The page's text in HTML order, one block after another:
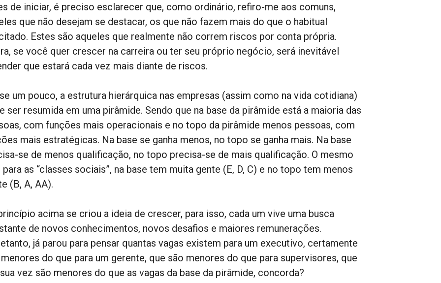
de iniciar, é preciso esclarecer que, como ordinário, refiro-me aos comuns,
que não desejam se destacar, os que não fazem mais do que o habitual
Estes são aqueles que realmente não correm riscos por conta própria.
se você quer crescer na carreira ou ter seu próprio negócio, será inevitável
que estará cada vez mais diante de riscos.
um pouco, a estrutura hierárquica nas empresas (assim como na vida cotidiana)
ser resumida em uma pirâmide. Sendo que na base da pirâmide está a maioria das
com funções mais operacionais e no topo da pirâmide menos pessoas, com
mais estratégicas. Na base se ganha menos, no topo se ganha mais. Na base
se de menos qualificação, no topo precisa-se de mais qualificação. O mesmo
para as “classes sociais”, na base tem muita gente (E, D, C) e no topo tem menos
(B, A, AA).
acima se criou a ideia de crescer, para isso, cada um vive uma busca
de novos conhecimentos, novos desafios e maiores remunerações.
já parou para pensar quantas vagas existem para um executivo, certamente
do que para um gerente, que são menores do que para supervisores, que
vez são menores do que as vagas da base da pirâmide, concorda?